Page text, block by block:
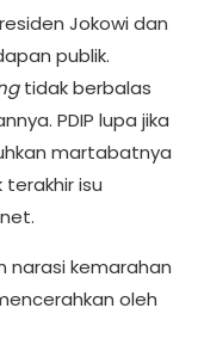
Jokowi dan
publik.
tidak berbalas
PDIP lupa jika
martabatnya
isu
narasi kemarahan
oleh